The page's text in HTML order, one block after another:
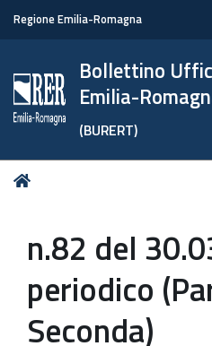
Regione Emilia-Romagna
Bollettino
Emilia-
(BURERT)
Tu
n.82 del
periodico
Seconda)